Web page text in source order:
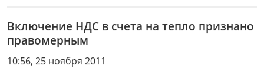
Включение НДС в счета на тепло признано
правомерным
10:56, 25 ноября 2011